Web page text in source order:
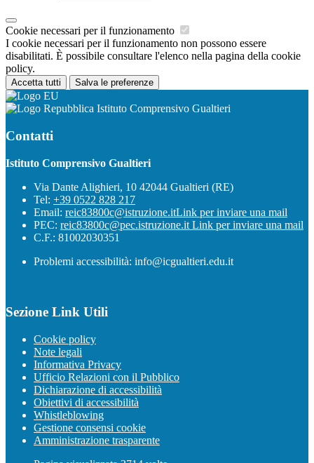
Cookie necessari per il funzionamento
I cookie necessari per il funzionamento non possono essere
disabilitati. È possibile consultare l'elenco nella pagina della cookie
policy.
Accetta tutti Salva le preferenze
Istituto Comprensivo Gualtieri
Contatti
Istituto Comprensivo Gualtieri
Via Dante Alighieri, 10 42044 Gualtieri (RE)
Tel: +39 0522 828 217
Email: reic83800c@istruzione.itLink per inviare una mail
PEC: reic83800c@pec.istruzione.it Link per inviare una mail
C.F.: 81002030351
Problemi accessibilità: info@icgualtieri.edu.it
Sezione Link Utili
Cookie policy
Note legali
Informativa Privacy
Ufficio Relazioni con il Pubblico
Dichiarazione di accessibilità
Obiettivi di accessibilità
Whistleblowing
Gestione consensi cookie
Amministrazione trasparente